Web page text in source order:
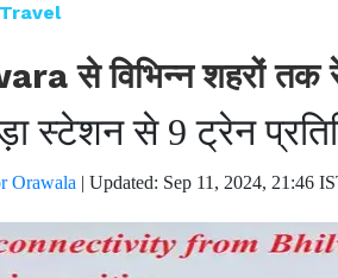
Travel
से विभिन्न शहरों तक
स्टेशन से 9 ट्रेन
Orawala | Updated: Sep 11, 2024, 21:46